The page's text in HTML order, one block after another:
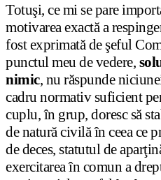
Totuşi, ce mi se pare
motivarea exactă a
fost exprimată de şeful
punctul meu de vedere,
nimic, nu răspunde
cadru normativ suficient
cuplu, în grup, doresc să
de natură civilă în ceea ce
de deces, statutul de
exercitarea în comun a